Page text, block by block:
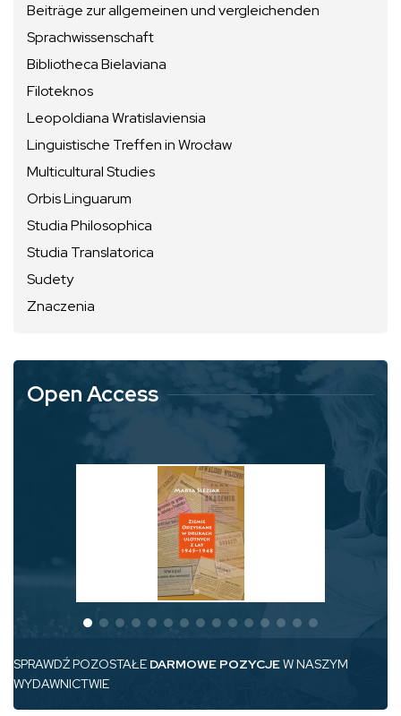
Beiträge zur allgemeinen und vergleichenden
Sprachwissenschaft
Bibliotheca Bielaviana
Filoteknos
Leopoldiana Wratislaviensia
Linguistische Treffen in Wrocław
Multicultural Studies
Orbis Linguarum
Studia Philosophica
Studia Translatorica
Sudety
Znaczenia
Open Access
SPRAWDŹ POZOSTAŁE DARMOWE POZYCJEW NASZYM
WYDAWNICTWIE